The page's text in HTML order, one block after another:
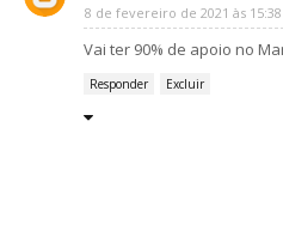
8 de fevereiro de 2021 às 15:38
Vai ter 90% de apoio no
Responder Excluir